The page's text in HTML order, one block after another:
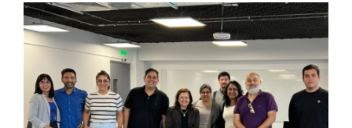
Postgrado
Formación Continua
Estudiantes
Académicos